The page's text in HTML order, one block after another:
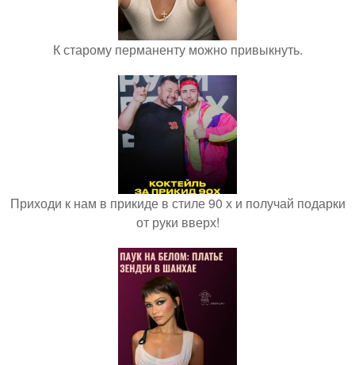
К старому перманенту можно привыкнуть.
Приходи к нам в прикиде в стиле 90 х и получай подарки
от руки вверх!